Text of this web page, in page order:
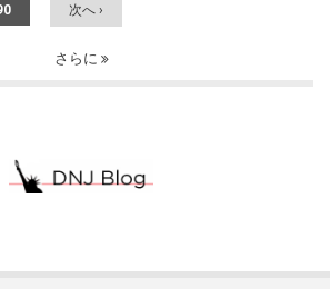
次へ ›
さらに